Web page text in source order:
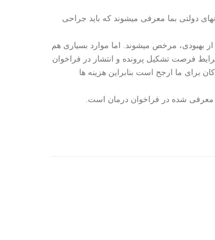
دولتی بما معرفی میشوند که باید جراحی
بهبودی، مرخص میشوند. اما موارد بسیاری هم
فرصت تشکیل پرونده و انتشار در فراخوان
برای ما ارجح است بنابراین هزینه ها
معرفی شده در فراخوان درمان است.